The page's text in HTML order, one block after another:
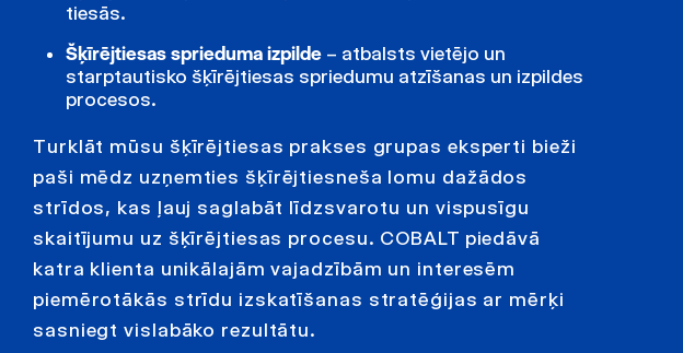
tiesās.
Šķīrējtiesas sprieduma izpilde – atbalsts vietējo un
starptautisko šķīrējtiesas spriedumu atzīšanas un izpildes
procesos.
Turklāt mūsu šķīrējtiesas prakses grupas eksperti bieži
paši mēdz uzņemties šķīrējtiesneša lomu dažādos
strīdos, kas ļauj saglabāt līdzsvarotu un vispusīgu
skaitījumu uz šķīrējtiesas procesu. COBALT piedāvā
katra klienta unikālajām vajadzībām un interesēm
piemērotākās strīdu izskatīšanas stratēģijas ar mērķi
sasniegt vislabāko rezultātu.